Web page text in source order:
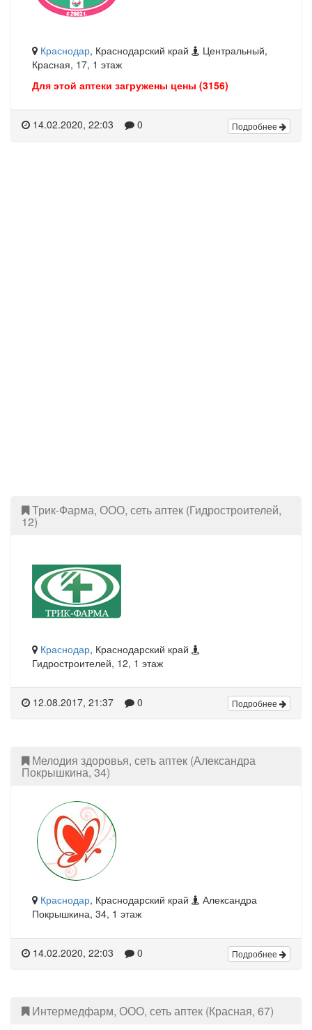
Краснодар, Краснодарский край
Центральный,
Красная, 17, 1 этаж
Для этой аптеки загружены цены (3156)
14.02.2020, 22:03 0 Подробнее
Трик-Фарма, ООО, сеть аптек (Гидростроителей,
12)
Краснодар, Краснодарский край
Гидростроителей, 12, 1 этаж
12.08.2017, 21:37 0 Подробнее
Мелодия здоровья, сеть аптек (Александра
Покрышкина, 34)
Краснодар, Краснодарский край
Александра
Покрышкина, 34, 1 этаж
14.02.2020, 22:03 0 Подробнее
Интермедфарм, ООО, сеть аптек (Красная, 67)